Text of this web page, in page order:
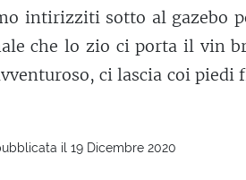
intirizziti sotto al gazebo
che lo zio ci porta il vin
ci lascia coi
il 19 Dicembre 2020